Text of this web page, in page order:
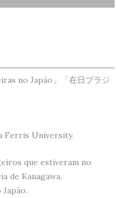
no Japão」「在日ブラジ
Ferris University.
que estiveram no
de Kanagawa.